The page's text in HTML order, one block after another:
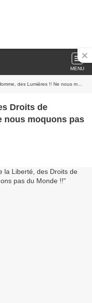
MENU
!! Ne nous moquons pas du Monde !!
Droits de
nous moquons pas